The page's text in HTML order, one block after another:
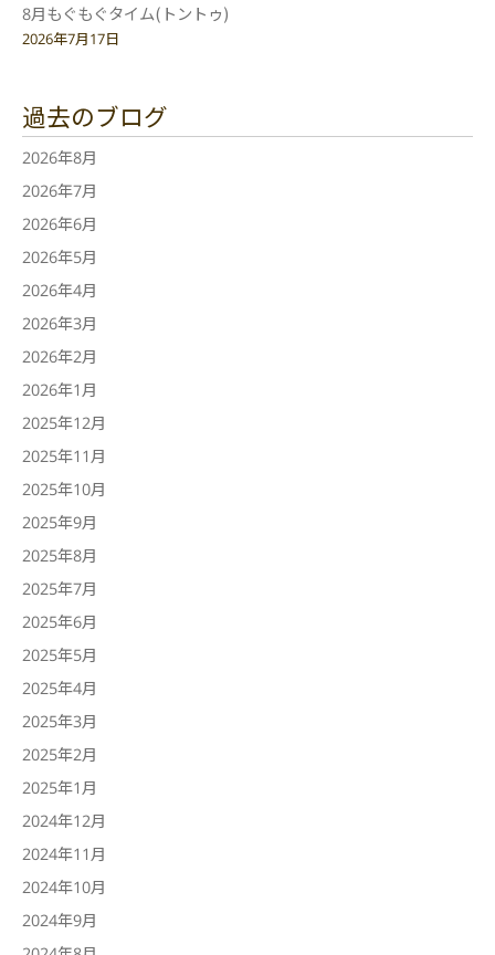
8月もぐもぐタイム(トントゥ)
2026年7月17日
過去のブログ
2026年8月
2026年7月
2026年6月
2026年5月
2026年4月
2026年3月
2026年2月
2026年1月
2025年12月
2025年11月
2025年10月
2025年9月
2025年8月
2025年7月
2025年6月
2025年5月
2025年4月
2025年3月
2025年2月
2025年1月
2024年12月
2024年11月
2024年10月
2024年9月